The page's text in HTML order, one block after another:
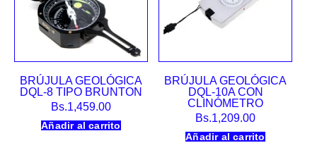
BRÚJULA GEOLÓGICA
DQL-8 TIPO BRUNTON
Bs.1,459.00
Añadir al carrito
BRÚJULA GEOLÓGICA
DQL-10A CON
CLINÓMETRO
Bs.1,209.00
Añadir al carrito